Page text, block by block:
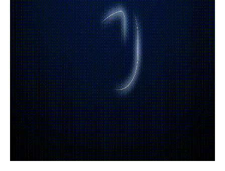
江苏
浙江
河北
河南
湖北
湖南